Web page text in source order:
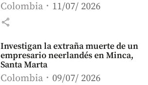
Colombia 11/07/ 2026
share
Investigan la extraña muerte de un
empresario neerlandés en Minca,
Santa Marta
Colombia 09/07/ 2026